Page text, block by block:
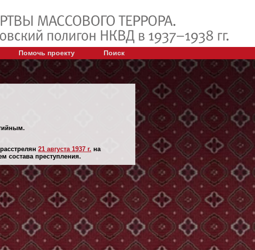
Помочь проекту Поиск
21 августа 1937 г. на
состава преступления.